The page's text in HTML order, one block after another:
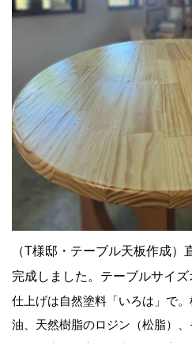
（T様邸・テーブル天板作成）
完成しました。テーブルサイズ
仕上げは自然塗料「いろは」で
油、天然樹脂のロジン（松脂）